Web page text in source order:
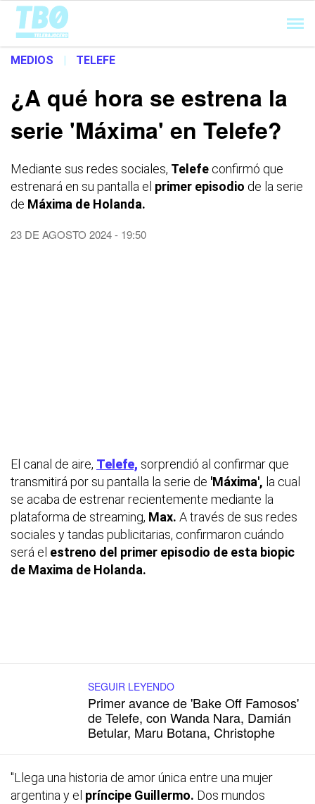
Cargando...
MEDIOS | TELEFE
¿A qué hora se estrena la
serie 'Máxima' en Telefe?
Mediante sus redes sociales, Telefe confirmó que
estrenará en su pantalla el primer episodio de la serie
de Máxima de Holanda.
23 DE AGOSTO 2024 - 19:50
El canal de aire, Telefe, sorprendió al confirmar que
transmitirá por su pantalla la serie de 'Máxima', la cual
se acaba de estrenar recientemente mediante la
plataforma de streaming, Max. A través de sus redes
sociales y tandas publicitarias, confirmaron cuándo
será el estreno del primer episodio de esta biopic
de Maxima de Holanda.
SEGUIR LEYENDO
Primer avance de 'Bake Off Famosos'
de Telefe, con Wanda Nara, Damián
Betular, Maru Botana, Christophe
"Llega una historia de amor única entre una mujer
argentina y el príncipe Guillermo. Dos mundos